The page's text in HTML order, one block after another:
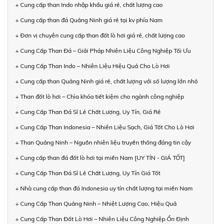
+ Cung cấp than Indo nhập khẩu giá rẻ, chất lượng cao
+ Cung cấp than đá Quảng Ninh giá rẻ tại kv phía Nam
+ Đơn vị chuyên cung cấp than đốt lò hơi giá rẻ, chất lượng cao
+ Cung Cấp Than Đá – Giải Pháp Nhiên Liệu Công Nghiệp Tối Ưu
+ Cung Cấp Than Indo – Nhiên Liệu Hiệu Quả Cho Lò Hơi
+ Cung cấp than Quảng Ninh giá rẻ, chất lượng với số lượng lớn nhỏ
+ Than đốt lò hơi – Chìa khóa tiết kiệm cho ngành công nghiệp
+ Cung Cấp Than Đá Sỉ Lẻ Chất Lượng, Uy Tín, Giá Rẻ
+ Cung Cấp Than Indonesia – Nhiên Liệu Sạch, Giá Tốt Cho Lò Hơi
+ Than Quảng Ninh – Nguồn nhiên liệu truyền thống đáng tin cậy
+ Cung cấp than đá đốt lò hơi tại miền Nam [UY TÍN - GIÁ TỐT]
+ Cung Cấp Than Đá Sỉ Lẻ Chất Lượng, Uy Tín Giá Tốt
+ Nhà cung cấp than đá Indonesia uy tín chất lượng tại miền Nam
+ Cung Cấp Than Quảng Ninh – Nhiệt Lượng Cao, Hiệu Quả
+ Cung Cấp Than Đốt Lò Hơi – Nhiên Liệu Công Nghiệp Ổn Định